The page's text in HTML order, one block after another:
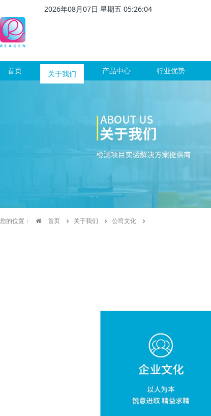
2026年08月07日 星期五 05:26:05
首页 关于我们 产品中心 行业优势
您的位置： 首页 关于我们 公司文化